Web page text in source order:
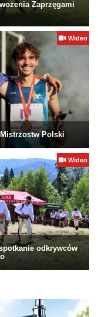
Zaprzęgami
Wideo
Polski
Wideo
odkrywców